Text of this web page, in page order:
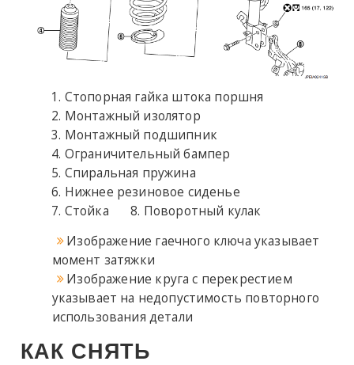
Стопорная гайка штока поршня
Монтажный изолятор
Монтажный подшипник
Ограничительный бампер
Спиральная пружина
Нижнее резиновое сиденье
Стойка
Поворотный кулак
Изображение гаечного ключа указывает
момент затяжки
Изображение круга с перекрестием
указывает на недопустимость повторного
использования детали
КАК СНЯТЬ